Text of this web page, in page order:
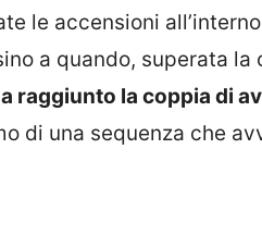
le accensioni
a quando, superata
raggiunto la coppia di
di una sequenza che